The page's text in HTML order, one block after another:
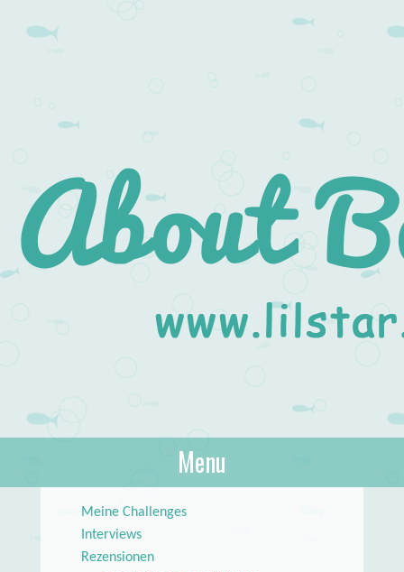
About Books
lilstar.de
Menu
Meine Challenges
Interviews
Rezensionen